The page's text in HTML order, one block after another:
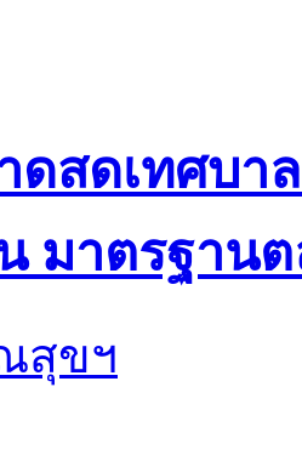
ดสดเทศบา
น มาตรฐาน
สุขฯ